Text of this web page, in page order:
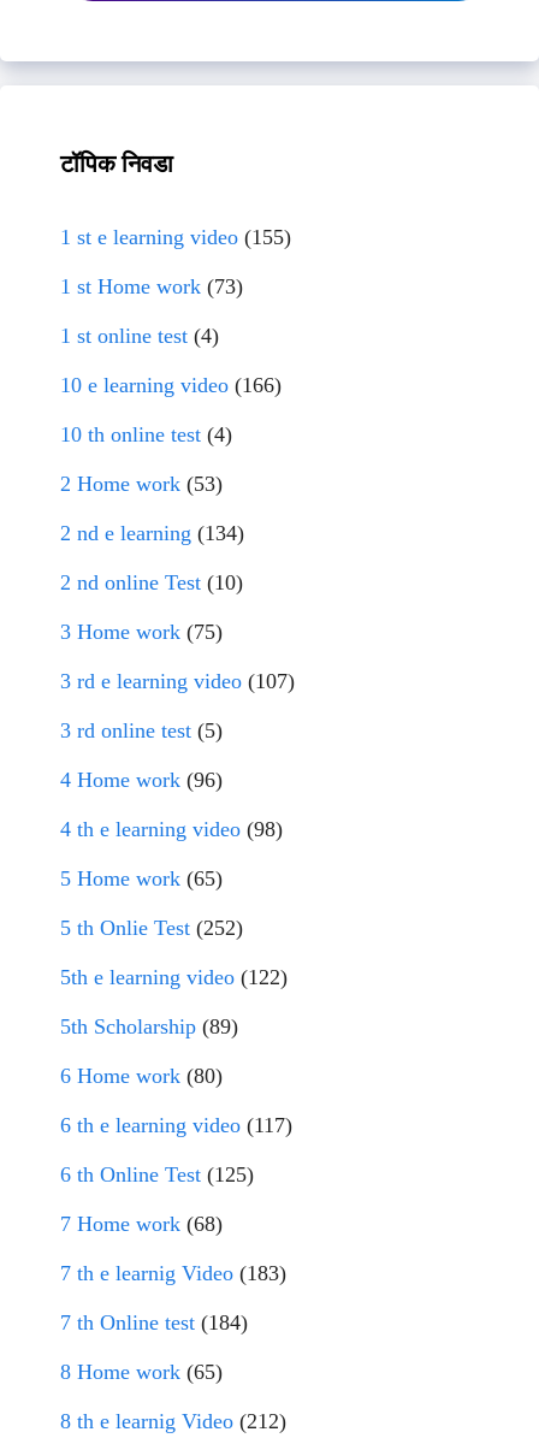
टॉपिक निवडा
1 st e learning video (155)
1 st Home work (73)
1 st online test (4)
10 e learning video (166)
10 th online test (4)
2 Home work (53)
2 nd e learning (134)
2 nd online Test (10)
3 Home work (75)
3 rd e learning video (107)
3 rd online test (5)
4 Home work (96)
4 th e learning video (98)
5 Home work (65)
5 th Onlie Test (252)
5th e learning video (122)
5th Scholarship (89)
6 Home work (80)
6 th e learning video (117)
6 th Online Test (125)
7 Home work (68)
7 th e learnig Video (183)
7 th Online test (184)
8 Home work (65)
8 th e learnig Video (212)